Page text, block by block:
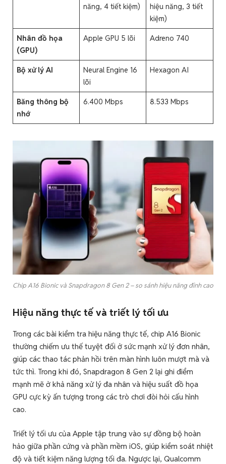
năng, 4 tiết kiệm)
hiệu năng, 3 tiết
kiệm)
Nhân đồ họa
(GPU)
Apple GPU 5 lõi Adreno 740
Bộ xử lý AI
Neural Engine 16
lõi
Hexagon AI
Băng thông bộ
nhớ
6.400 Mbps 8.533 Mbps
Chip A16 Bionic và Snapdragon 8 Gen 2 – so sánh hiệu năng đỉnh cao
Hiệu năng thực tế và triết lý tối ưu
Trong các bài kiểm tra hiệu năng thực tế, chip A16 Bionic
thường chiếm ưu thế tuyệt đối ở sức mạnh xử lý đơn nhân,
giúp các thao tác phản hồi trên màn hình luôn mượt mà và
tức thì. Trong khi đó, Snapdragon 8 Gen 2 lại ghi điểm
mạnh mẽ ở khả năng xử lý đa nhân và hiệu suất đồ họa
GPU cực kỳ ấn tượng trong các trò chơi đòi hỏi cấu hình
cao.
Triết lý tối ưu của Apple tập trung vào sự đồng bộ hoàn
hảo giữa phần cứng và phần mềm iOS, giúp kiểm soát nhiệt
độ và tiết kiệm năng lượng tối đa. Ngược lại, Qualcomm